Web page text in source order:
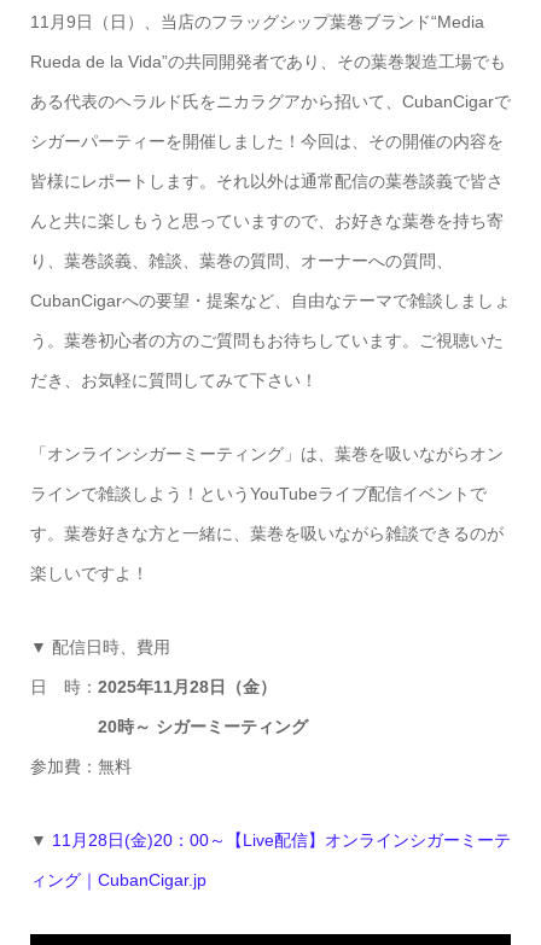
11月9日（日）、当店のフラッグシップ葉巻ブランド“Media
Rueda de la Vida”の共同開発者であり、その葉巻製造工場でも
ある代表のヘラルド氏をニカラグアから招いて、CubanCigarで
シガーパーティーを開催しました！今回は、その開催の内容を
皆様にレポートします。それ以外は通常配信の葉巻談義で皆さ
んと共に楽しもうと思っていますので、お好きな葉巻を持ち寄
り、葉巻談義、雑談、葉巻の質問、オーナーへの質問、
CubanCigarへの要望・提案など、自由なテーマで雑談しましょ
う。葉巻初心者の方のご質問もお待ちしています。ご視聴いた
だき、お気軽に質問してみて下さい！
「オンラインシガーミーティング」は、葉巻を吸いながらオン
ラインで雑談しよう！というYouTubeライブ配信イベントで
す。葉巻好きな方と一緒に、葉巻を吸いながら雑談できるのが
楽しいですよ！
▼ 配信日時、費用
日 時： 2025年11月28日（金）
20時～ シガーミーティング
参加費：無料
▼ 11月28日(金)20：00～【Live配信】オンラインシガーミーテ
ィング｜CubanCigar.jp